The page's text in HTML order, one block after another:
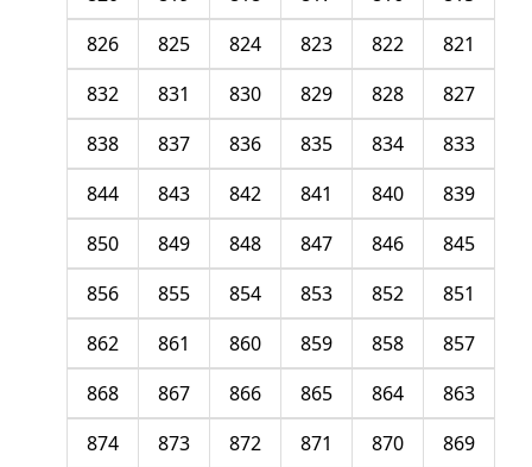
821
822
823
824
825
826
827
828
829
830
831
832
833
834
835
836
837
838
839
840
841
842
843
844
845
846
847
848
849
850
851
852
853
854
855
856
857
858
859
860
861
862
863
864
865
866
867
868
869
870
871
872
873
874